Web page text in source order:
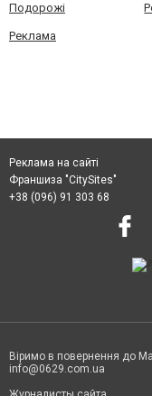
Подорожі
Реклама
Реклама на сайті
Франшиза "CitySites"
+38 (096) 91 303 68
Віримо в повернення до
info@0629.com.ua